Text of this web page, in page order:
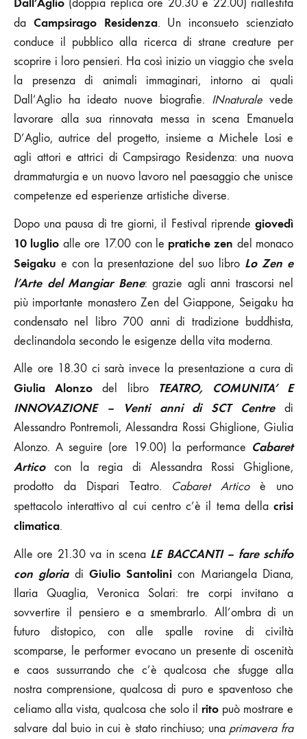
da Campsirago Residenza. Un inconsueto scienziato
conduce il pubblico alla ricerca di strane creature per
scoprire i loro pensieri. Ha così inizio un viaggio che svela
la presenza di animali immaginari, intorno ai quali
Dall’Aglio ha ideato nuove biografie. INnaturale vede
lavorare alla sua rinnovata messa in scena Emanuela
D’Aglio, autrice del progetto, insieme a Michele Losi e
agli attori e attrici di Campsirago Residenza: una nuova
drammaturgia e un nuovo lavoro nel paesaggio che unisce
competenze ed esperienze artistiche diverse.
Dopo una pausa di tre giorni, il Festival riprende giovedì
10 luglio alle ore 17.00 con le pratiche zen del monaco
Seigaku e con la presentazione del suo libro Lo Zen e
l’Arte del Mangiar Bene: grazie agli anni trascorsi nel
più importante monastero Zen del Giappone, Seigaku ha
condensato nel libro 700 anni di tradizione buddhista,
declinandola secondo le esigenze della vita moderna.
Alle ore 18.30 ci sarà invece la presentazione a cura di
Giulia Alonzo del libro
TEATRO, COMUNITA’ E
INNOVAZIONE – Venti anni di SCT Centre
di
Alessandro Pontremoli, Alessandra Rossi Ghiglione, Giulia
Alonzo. A seguire (ore 19.00) la performance Cabaret
Articocon la regia di Alessandra Rossi Ghiglione,
prodotto da Dispari Teatro. Cabaret Articoè uno
spettacolo interattivo al cui centro c’è il tema della crisi
climatica.
Alle ore 21.30 va in scena LE BACCANTI – fare schifo
con gloriadi Giulio Santolini con Mariangela Diana,
Ilaria Quaglia, Veronica Solari: tre corpi invitano a
sovvertire il pensiero e a smembrarlo. All’ombra di un
futuro distopico, con alle spalle rovine di civiltà
scomparse, le performer evocano un presente di oscenità
e caos sussurrando che c’è qualcosa che sfugge alla
nostra comprensione, qualcosa di puro e spaventoso che
celiamo alla vista, qualcosa che solo il rito può mostrare e
salvare dal buio in cui è stato rinchiuso; una primavera fra